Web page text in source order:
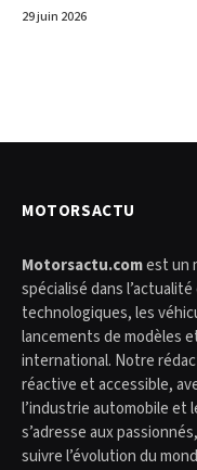
29 juin 2026
MOTORSACTU
Motorsactu.comest un
spécialisé dans
technologiques, les
lancements de modèles
international. Notre
réactive et accessible,
l’industrie automobile et
s’adresse aux
suivre l’évolution du